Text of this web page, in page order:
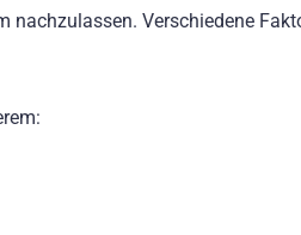
nachzulassen. Verschiedene